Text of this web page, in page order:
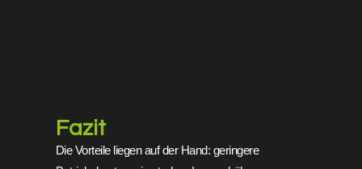
Fazit
Die Vorteile liegen auf der Hand: geringere